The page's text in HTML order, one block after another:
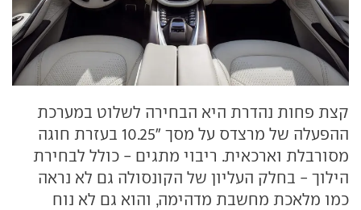
קצת פחות נהדרת היא הבחירה לשלוט במערכת
ההפעלה של מרצדס על מסך "10.25 בעזרת חוגה
מסורבלת וארכאית. ריבוי מתגים - כולל לבחירת
הילוך - בחלק העליון של הקונסולה גם לא נראה
כמו מלאכת מחשבת מדהימה, והוא גם לא נוח